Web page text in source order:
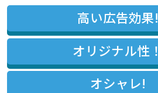
高い広告効果!
オリジナル性！
オシャレ!